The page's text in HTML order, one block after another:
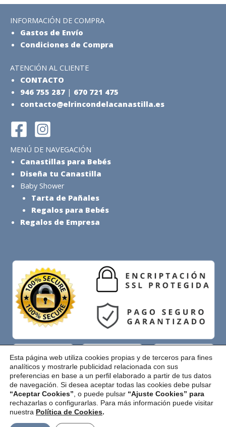
INFORMACIÓN DE COMPRA
Gastos de Envío
Condiciones de Compra
ATENCIÓN AL CLIENTE
CONTACTO
946 755 287 | 670 721 475
contacto@elrincondelacanastilla.es
MENÚ DE NAVEGACIÓN
Canastillas para Bebés
Diseña tu Canastilla
Baby Shower
Tarta de Pañales
Regalos para Bebés
Regalos de Empresa
Pago Seguro
Copyright © 2026 El Rincón de la Canastilla |
Esta página web utiliza cookies propias y de terceros para fines
analíticos y mostrarle publicidad relacionada con sus
preferencias en base a un perfil elaborado a partir de tus datos
de navegación. Si desea aceptar todas las cookies debe pulsar
“Aceptar Cookies” , o puede pulsar “Ajuste Cookies” para
rechazarlas o configurarlas. Para más información puede visitar
nuestra Política de Cookies.